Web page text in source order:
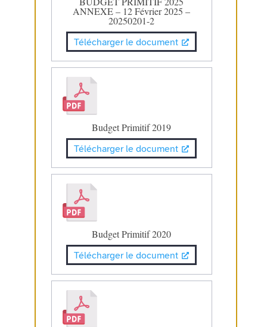
ANNEXE – 12 Février 2025 –
20250201-2
Télécharger le document
Budget Primitif 2019
Télécharger le document
Budget Primitif 2020
Télécharger le document